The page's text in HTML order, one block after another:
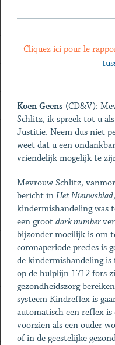
Cliquez ici pour le
Koen Geens (CD&V):
Schlitz, ik spreek tot u
Justitie. Neem dus niet
weet dat u een
vriendelijk mogelijk te
Mevrouw Schlitz,
bericht in Het Nieuwsblad
kindermishandeling was
een groot dark number
bijzonder moeilijk is om
coronaperiode precies is
de kindermishandeling is
op de hulplijn 1712 fors
gezondheidszorg
systeem Kindreflex is
automatisch een reflex
voorzien als een ouder
of in de geestelijke